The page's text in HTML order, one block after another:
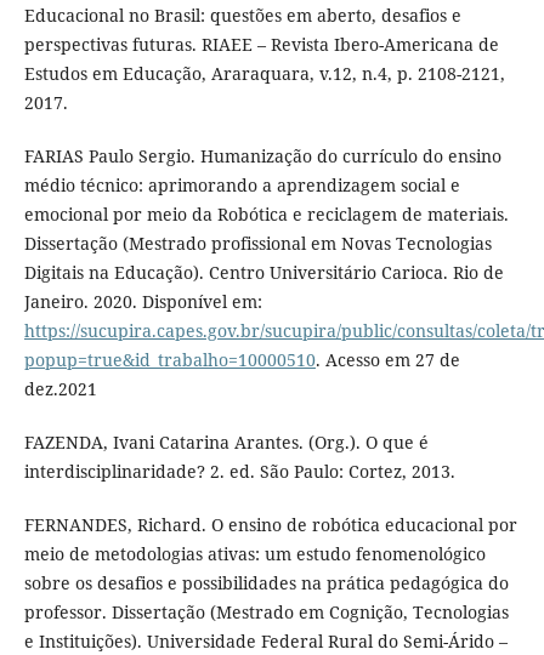
Educacional no Brasil: questões em aberto, desafios e
perspectivas futuras. RIAEE – Revista Ibero-Americana de
Estudos em Educação, Araraquara, v.12, n.4, p. 2108-2121,
2017.
FARIAS Paulo Sergio. Humanização do currículo do ensino
médio técnico: aprimorando a aprendizagem social e
emocional por meio da Robótica e reciclagem de materiais.
Dissertação (Mestrado profissional em Novas Tecnologias
Digitais na Educação). Centro Universitário Carioca. Rio de
Janeiro. 2020. Disponível em:
https://sucupira.capes.gov.br/sucupira/public/consultas/coleta/
popup=true&id_trabalho=10000510. Acesso em 27 de
dez.2021
FAZENDA, Ivani Catarina Arantes. (Org.). O que é
interdisciplinaridade? 2. ed. São Paulo: Cortez, 2013.
FERNANDES, Richard. O ensino de robótica educacional por
meio de metodologias ativas: um estudo fenomenológico
sobre os desafios e possibilidades na prática pedagógica do
professor. Dissertação (Mestrado em Cognição, Tecnologias
e Instituições). Universidade Federal Rural do Semi-Árido –